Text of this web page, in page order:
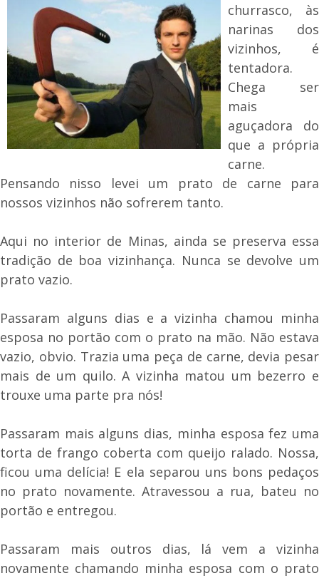
churrasco, às
narinas dos
vizinhos, é
tentadora.
Chega ser
mais
aguçadora do
que a própria
carne.
Pensando nisso levei um prato de carne para
nossos vizinhos não sofrerem tanto.
Aqui no interior de Minas, ainda se preserva essa
tradição de boa vizinhança. Nunca se devolve um
prato vazio.
Passaram alguns dias e a vizinha chamou minha
esposa no portão com o prato na mão. Não estava
vazio, obvio. Trazia uma peça de carne, devia pesar
mais de um quilo. A vizinha matou um bezerro e
trouxe uma parte pra nós!
Passaram mais alguns dias, minha esposa fez uma
torta de frango coberta com queijo ralado. Nossa,
ficou uma delícia! E ela separou uns bons pedaços
no prato novamente. Atravessou a rua, bateu no
portão e entregou.
Passaram mais outros dias, lá vem a vizinha
novamente chamando minha esposa com o prato